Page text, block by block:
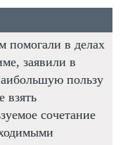
помогали в делах
заявили в
пользу
взять
сочетание